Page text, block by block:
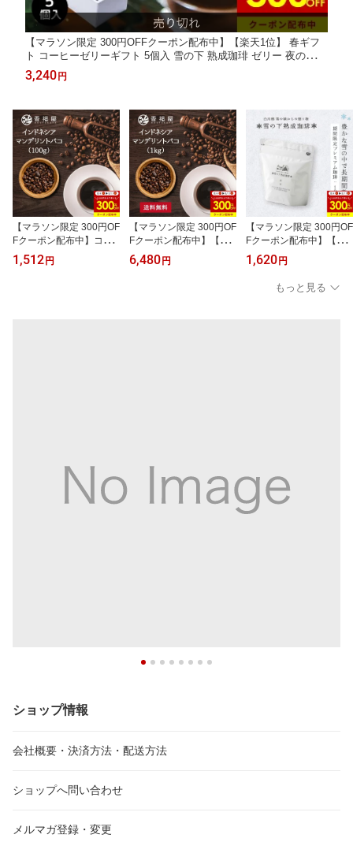
【マラソン限定 300円OFFクーポン配布中】【楽天1位】 春ギフ
ト コーヒーゼリーギフト 5個入 雪の下 熟成珈琲 ゼリー 夜の雪
朝の雪 100g×5個 ギフトボックス コーヒー 珈琲 ほろ苦 薫る 高級
無添加 無香料 無糖 プチギフト 挨拶
3,240 円
【マラソン限定 300円OF
Fクーポン配布中】コー
ヒー豆インドネシア マン
デリントバコ 100g 深み
1,512 円
【マラソン限定 300円OF
Fクーポン配布中】【コ
ーヒー豆 】インドネシア
マンデリントバコ 1kg 業
6,480 円
【マラソン限定 300円OF
Fクーポン配布中】【楽
天1位】 雪の下熟成珈琲
粉雪 100g コーヒー豆 す
っきり ブラジルサンアン
トニオプレミアムショコ
1,620 円
もっと見る
ショップ情報
会社概要・決済方法・配送方法
ショップへ問い合わせ
メルマガ登録・変更